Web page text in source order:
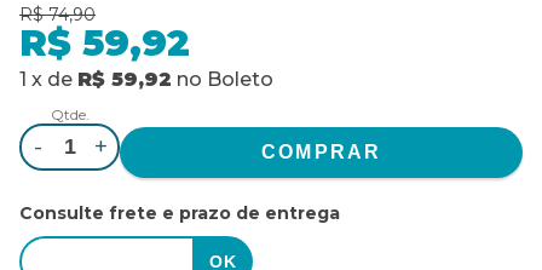
R$ 74,90
R$ 59,92
1 x de R$ 59,92 no Boleto
Qtde.
- +
Consulte frete e prazo de entrega